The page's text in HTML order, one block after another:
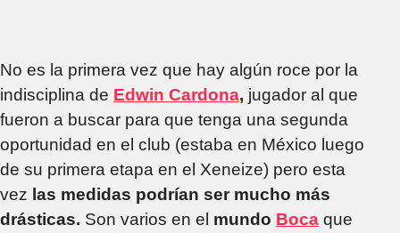
No es la primera vez que hay algún roce por la
indisciplina de Edwin Cardona, jugador al que
fueron a buscar para que tenga una segunda
oportunidad en el club (estaba en México luego
de su primera etapa en el Xeneize) pero esta
vez las medidas podrían ser mucho más
drásticas. Son varios en el mundo Boca que